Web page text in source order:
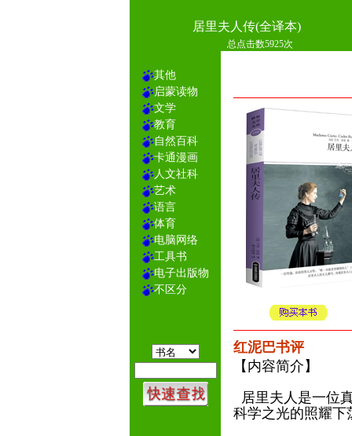
居里夫人传(全译本)
总点击数5925次
其他
启蒙读物
文学
教育
自然百科
卡通漫画
人文社科
艺术
语言
体育
电脑网络
工具书
电子出版物
不区分
红泥巴书评
【内容简介】
居里夫人是一位
科学之光的照耀